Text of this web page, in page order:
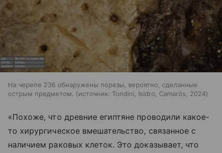
На черепе 236 обнаружены порезы, вероятно, сделанные
острым предметом.
источник: Tondini, Isidro, Camarós, 2024
«Похоже, что древние египтяне проводили какое-
то хирургическое вмешательство, связанное с
наличием раковых клеток. Это доказывает, что